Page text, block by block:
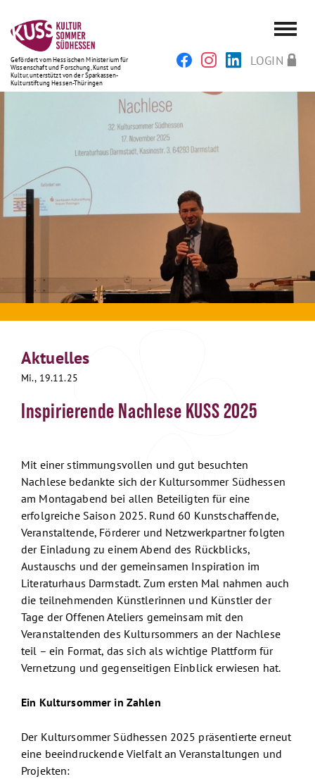
Gefördert vom Hessischen Ministerium für
Wissenschaft und Forschung, Kunst und
Kultur, unterstützt von der Sparkassen-
Kulturstiftung Hessen-Thüringen
LOGIN
Aktuelles
Mi., 19.11.25
Inspirierende Nachlese KUSS 2025
Mit einer stimmungsvollen und gut besuchten
Nachlese bedankte sich der Kultursommer Südhessen
am Montagabend bei allen Beteiligten für eine
erfolgreiche Saison 2025. Rund 60 Kunstschaffende,
Veranstaltende, Förderer und Netzwerkpartner folgten
der Einladung zu einem Abend des Rückblicks,
Austauschs und der gemeinsamen Inspiration im
Literaturhaus Darmstadt. Zum ersten Mal nahmen auch
die teilnehmenden Künstlerinnen und Künstler der
Tage der Offenen Ateliers gemeinsam mit den
Veranstaltenden des Kultursommers an der Nachlese
teil – ein Format, das sich als wichtige Plattform für
Vernetzung und gegenseitigen Einblick erwiesen hat.
Ein Kultursommer in Zahlen
Der Kultursommer Südhessen 2025 präsentierte erneut
eine beeindruckende Vielfalt an Veranstaltungen und
Projekten: